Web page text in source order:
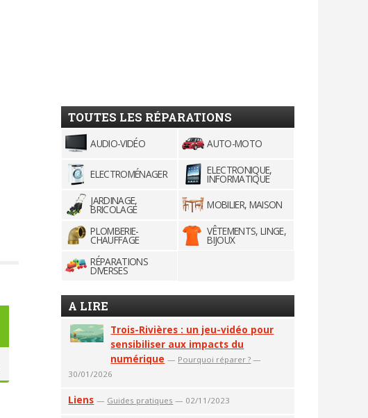
TOUTES LES RÉPARATIONS
AUDIO-VIDÉO AUTO-MOTO
ELECTROMÉNAGER ELECTRONIQUE,
INFORMATIQUE
JARDINAGE,
BRICOLAGE
MOBILIER, MAISON
PLOMBERIE-
CHAUFFAGE
VÊTEMENTS, LINGE,
BIJOUX
RÉPARATIONS
DIVERSES
A LIRE
Trois-Rivières : un jeu-vidéo pour
sensibiliser aux impacts du
numérique — Pourquoi réparer ? —
30/01/2026
Liens — Guides pratiques — 02/11/2023